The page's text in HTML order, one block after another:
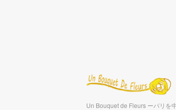
Un Bouquet de Fleurs ーパリを